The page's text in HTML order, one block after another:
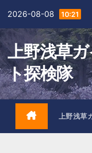
content
2026-08-08 10:21
上野浅草
ト探検隊
上野浅草